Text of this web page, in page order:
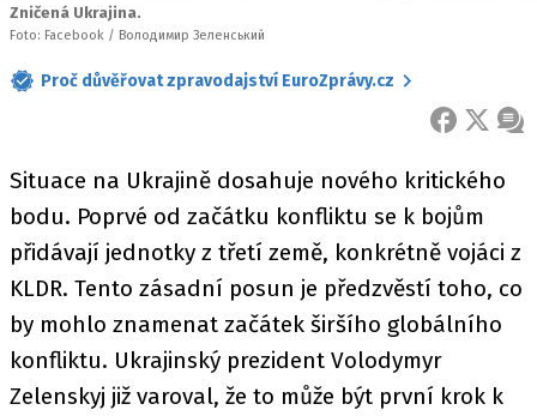
Zničená Ukrajina.
Foto: Facebook / Володимир Зеленський
Proč důvěřovat zpravodajství EuroZprávy.cz
FACEBOOK
X
Situace na Ukrajině dosahuje nového kritického
bodu. Poprvé od začátku konfliktu se k bojům
přidávají jednotky z třetí země, konkrétně vojáci z
KLDR. Tento zásadní posun je předzvěstí toho, co
by mohlo znamenat začátek širšího globálního
konfliktu. Ukrajinský prezident Volodymyr
Zelenskyj již varoval, že to může být první krok k